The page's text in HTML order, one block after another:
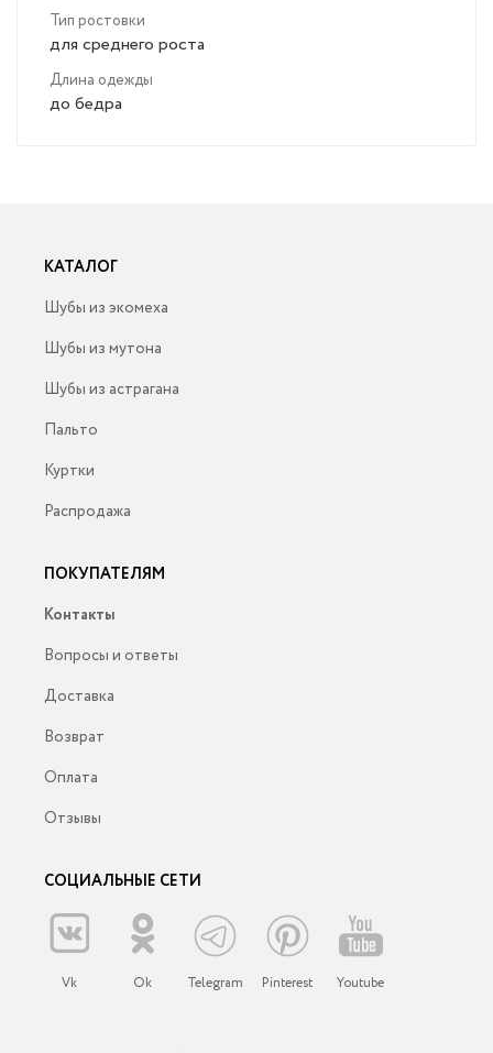
Тип ростовки
для среднего роста
Длина одежды
до бедра
КАТАЛОГ
Шубы из экомеха
Шубы из мутона
Шубы из астрагана
Пальто
Куртки
Распродажа
ПОКУПАТЕЛЯМ
Контакты
Вопросы и ответы
Доставка
Возврат
Оплата
Отзывы
СОЦИАЛЬНЫЕ СЕТИ
Vk Ok Telegram Pinterest Youtube